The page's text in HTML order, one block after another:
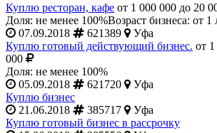
Куплю ресторан, кафе от 1 000 000 до 20
Доля: не менее 100%Возраст бизнеса: от 1
07.09.2018
621389
Уфа
Куплю готовый действующий бизнес. от
000
Доля: не менее 100%
05.09.2018
621720
Уфа
Куплю бизнес
21.06.2018
385717
Уфа
Куплю готовый бизнес в рассрочку